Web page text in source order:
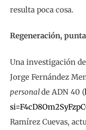
resulta poca cosa.
Regeneración,
Una investigación
Jorge Fernández
personalde ADN 40 (
Ramírez Cuevas,